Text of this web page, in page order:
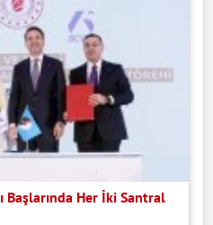
Başlarında Her İki Santral